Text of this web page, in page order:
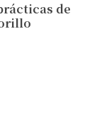
de